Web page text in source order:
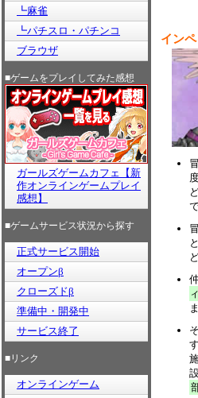
┗麻雀
┗パチスロ・パチンコ
ブラウザ
■ゲームをプレイしてみた感想
ガールズゲームカフェ【新
作オンラインゲームプレイ
感想】
■ゲームサービス状況から探す
正式サービス開始
オープンβ
クローズドβ
準備中・開発中
サービス終了
■リンク
オンラインゲーム
イン